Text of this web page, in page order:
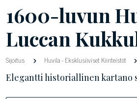
1600-luvun
Luccan
Sijoitus Huvila-Eksklusiiviset Kiinteistöt
Elegantti historiallinen kartano